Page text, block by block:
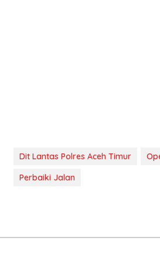
Dit Lantas Polres Aceh Timur
Perbaiki Jalan